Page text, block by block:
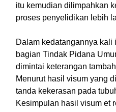
itu kemudian dilimpahkan
proses penyelidikan lebih
Dalam kedatangannya
bagian Tindak Pidana
dimintai keterangan
Menurut hasil visum yang
tanda kekerasan pada
Kesimpulan hasil visum et